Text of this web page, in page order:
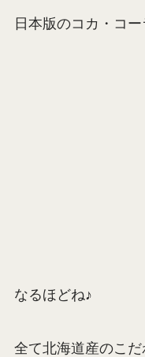
日本版のコカ・コ
なるほどね♪
全て北海道産のこだ